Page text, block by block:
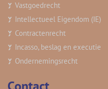
Vastgoedrecht
Intellectueel Eigendom (IE)
Contractenrecht
Incasso, beslag en executie
Ondernemingsrecht
Contact